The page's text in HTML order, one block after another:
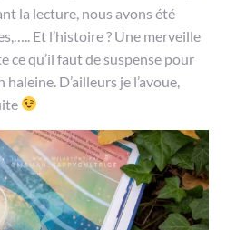
la lecture, nous avons été
Et l’histoire ? Une merveille
ce qu’il faut de suspense pour
D’ailleurs je l’avoue,